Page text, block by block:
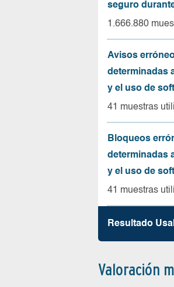
seguro
1.666.880
Avisos
determinadas
y el uso de
41 muestras
Bloqueos
determinadas
y el uso de
41 muestras
Resultado
Valoración